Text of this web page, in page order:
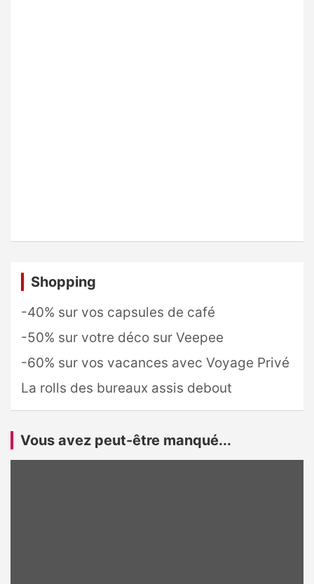
Shopping
-40% sur vos capsules de café
-50% sur votre déco sur Veepee
-60% sur vos vacances avec Voyage Privé
La rolls des bureaux assis debout
Vous avez peut-être manqué...